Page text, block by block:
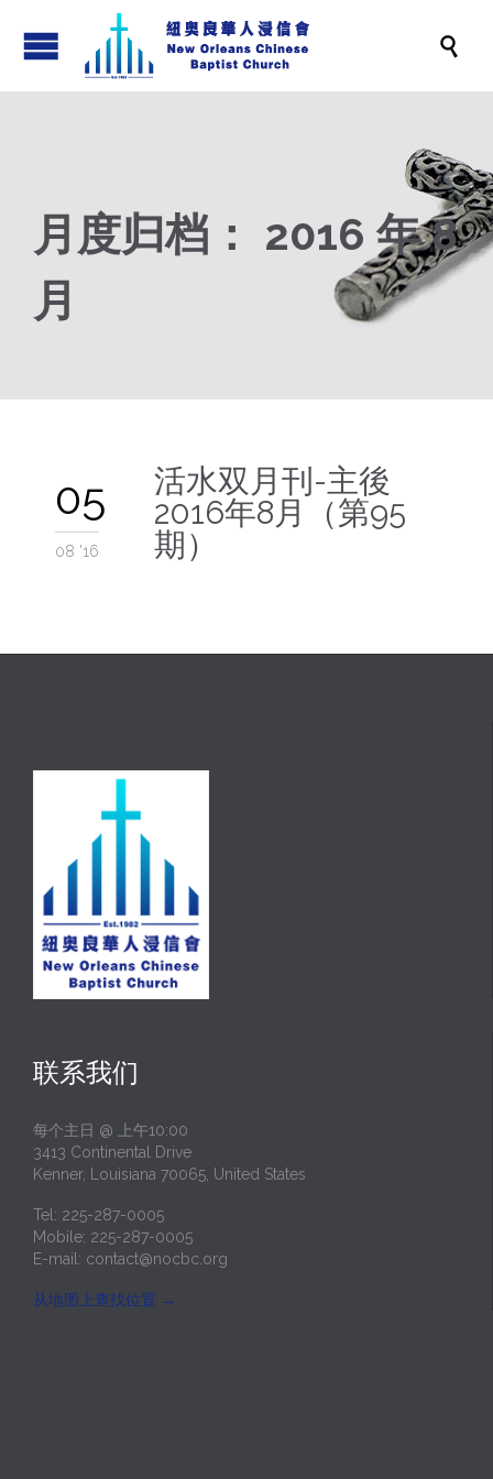

月度归档： 2016 年 8
月
05
08 '16
活水双月刊-主後
2016年8月（第95
期）
联系我们
每个主日 @ 上午10:00
3413 Continental Drive
Kenner, Louisiana 70065, United States
Tel: 225-287-0005
Mobile: 225-287-0005
E-mail: contact@nocbc.org
从地图上查找位置 →